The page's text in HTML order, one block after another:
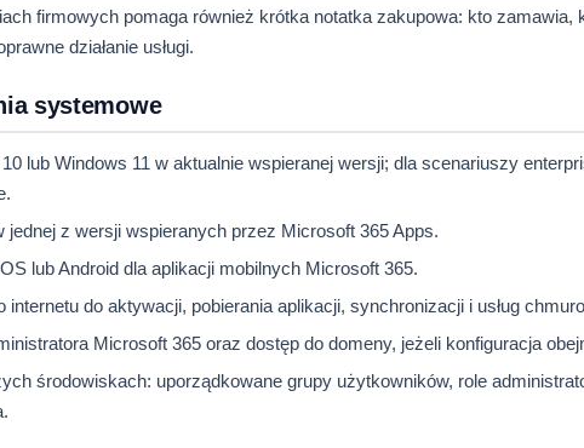
firmowych pomaga również krótka notatka zakupowa: kto zamawia,
działanie usługi.
systemowe
lub Windows 11 w aktualnie wspieranej wersji; dla scenariuszy
jednej z wersji wspieranych przez Microsoft 365 Apps.
lub Android dla aplikacji mobilnych Microsoft 365.
internetu do aktywacji, pobierania aplikacji, synchronizacji i usług
Microsoft 365 oraz dostęp do domeny, jeżeli konfiguracja
środowiskach: uporządkowane grupy użytkowników, role